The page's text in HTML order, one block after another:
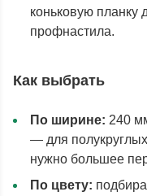
коньковую планку
профнастила.
Как выбрать
По ширине: 240
— для
нужно большее
По цвету: